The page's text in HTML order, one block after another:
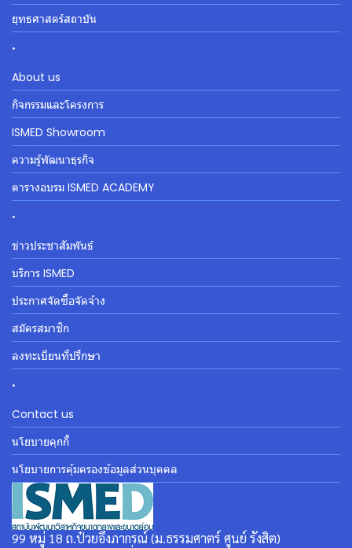
ยุทธศาสตร์สถาบัน
.
About us
กิจกรรมและโครงการ
ISMED Showroom
ความรู้พัฒนาธุรกิจ
ตารางอบรม ISMED ACADEMY
.
ข่าวประชาสัมพันธ์
บริการ ISMED
ประกาศจัดซื้อจัดจ้าง
สมัครสมาชิก
ลงทะเบียนที่ปรึกษา
.
Contact us
นโยบายคุกกี้
นโยบายการคุ้มครองข้อมูลส่วนบุคคล
99 หมู่ 18 ถ.ป๋วยอึ๊งภากรณ์ (ม.ธรรมศาตร์ ศูนย์ รังสิต)